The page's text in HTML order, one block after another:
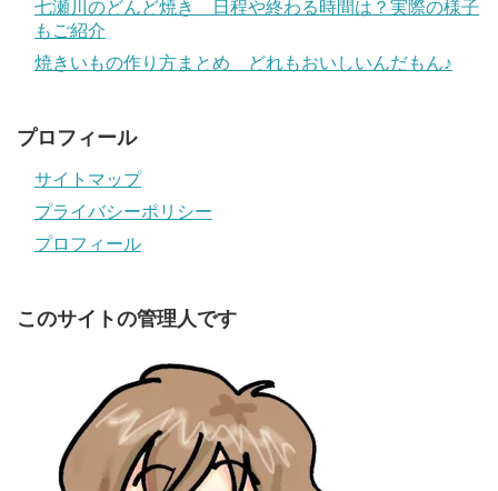
七瀬川のどんど焼き 日程や終わる時間は？実際の様子
もご紹介
焼きいもの作り方まとめ どれもおいしいんだもん♪
プロフィール
サイトマップ
プライバシーポリシー
プロフィール
このサイトの管理人です